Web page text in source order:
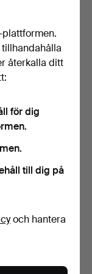
maj 2026
12 maj 2026
återkalla ditt
för dig
till dig på
och hantera